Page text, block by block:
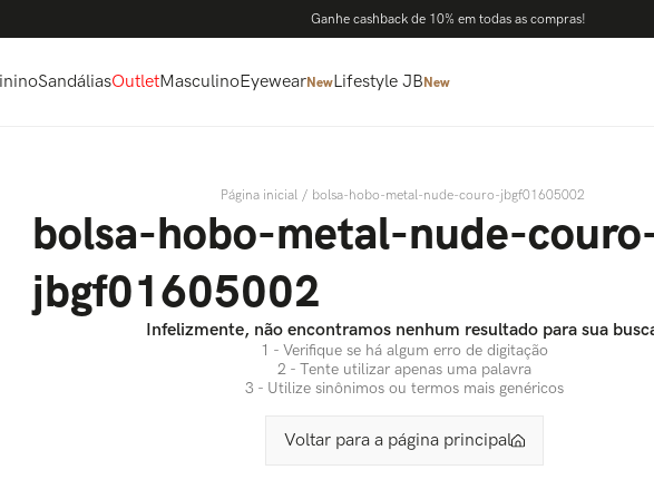
Ganhe cashback de 10% em todas as compras!
SandáliasOutletMasculinoEyewearNewLifestyle JBNew
bolsa-hobo-metal-nude-couro-jbgf01605002
bolsa-hobo-metal-nude-
jbgf01605002
Infelizmente, não encontramos nenhum resultado para sua
1 - Verifique se há algum erro de digitação
2 - Tente utilizar apenas uma palavra
3 - Utilize sinônimos ou termos mais genéricos
Voltar para a página principal